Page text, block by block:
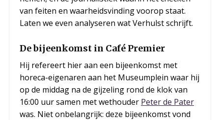
van feiten en waarheidsvinding voorop staat.
Laten we even analyseren wat Verhulst schrijft.
De bijeenkomst in Café Premier
Hij refereert hier aan een bijeenkomst met
horeca-eigenaren aan het Museumplein waar hij
op de middag na de gijzeling rond de klok van
16:00 uur samen met wethouder Peter de Pater
was. Niet onbelangrijk: deze bijeenkomst vond